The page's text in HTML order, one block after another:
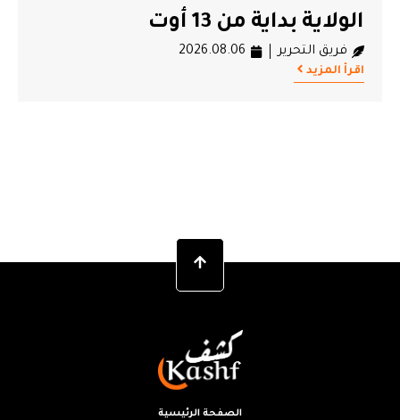
الولاية بداية من 13 أوت
فريق التحرير 2026.08.06
اقرأ المزيد
الصفحة الرئيسية